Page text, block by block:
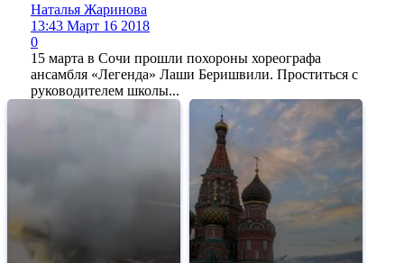
Наталья Жаринова
13:43 Март 16 2018
0
15 марта в Сочи прошли похороны хореографа
ансамбля «Легенда» Лаши Беришвили. Проститься с
руководителем школы...